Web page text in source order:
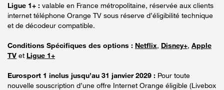
Ligue 1+ : valable en France métropolitaine, réservée aux clients
internet téléphone Orange TV sous réserve d’éligibilité technique
et de décodeur compatible.
Conditions Spécifiques des options : Netflix, Disney+, Apple
TV et Ligue 1+
Eurosport 1 inclus jusqu’au 31 janvier 2029 : Pour toute
nouvelle souscription d’une offre Internet Orange éligible (Livebox